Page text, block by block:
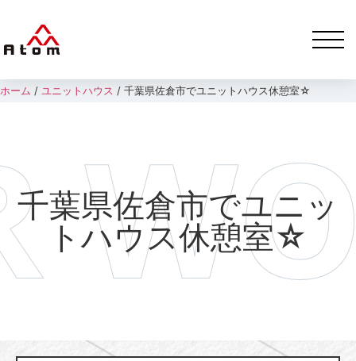
ホーム / ユニットハウス / 千葉県佐倉市でユニットハウス休憩室☆
千葉県佐倉市でユニッ
トハウス休憩室☆